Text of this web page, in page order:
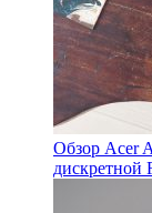
Обзор Acer
дискретной